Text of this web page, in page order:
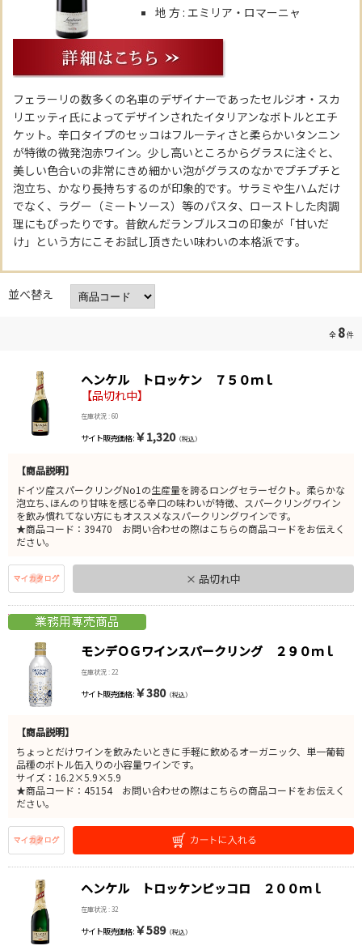
地 方 : エミリア・ロマーニャ
フェラーリの数多くの名車のデザイナーであったセルジオ・スカ
リエッティ氏によってデザインされたイタリアンなボトルとエチ
ケット。辛口タイプのセッコはフルーティさと柔らかいタンニン
が特徴の微発泡赤ワイン。少し高いところからグラスに注ぐと、
美しい色合いの非常にきめ細かい泡がグラスのなかでプチプチと
泡立ち、かなり長持ちするのが印象的です。サラミや生ハムだけ
でなく、ラグー（ミートソース）等のパスタ、ローストした肉調
理にもぴったりです。昔飲んだランブルスコの印象が「甘いだ
け」という方にこそお試し頂きたい味わいの本格派です。
並べ替え
全 8件
ヘンケル トロッケン ７５０ｍｌ
【品切れ中】
在庫状況 : 60
サイト販売価格 : ￥1,320（税込）
【商品説明】
ドイツ産スパークリングNo1の生産量を誇るロングセラーゼクト。柔らかな
泡立ち､ほんのり甘味を感じる辛口の味わいが特徴、スパークリングワイン
を飲み慣れてない方にもオススメなスパークリングワインです。
★商品コード：39470 お問い合わせの際はこちらの商品コードをお伝えく
ださい。
× 品切れ中
モンデＯＧワインスパークリング ２９０ｍｌ
在庫状況 : 22
サイト販売価格 : ￥380（税込）
【商品説明】
ちょっとだけワインを飲みたいときに手軽に飲めるオーガニック、単一葡萄
品種のボトル缶入りの小容量ワインです。
サイズ：16.2×5.9×5.9
★商品コード：45154 お問い合わせの際はこちらの商品コードをお伝えく
ださい。
ヘンケル トロッケンピッコロ ２００ｍｌ
在庫状況 : 32
サイト販売価格 : ￥589（税込）